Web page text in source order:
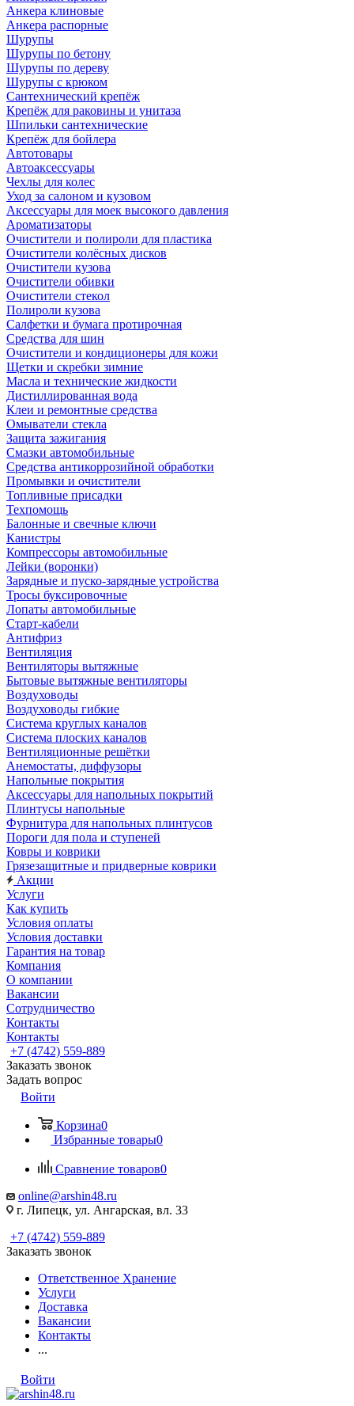
Анкера клиновые
Анкера распорные
Шурупы
Шурупы по бетону
Шурупы по дереву
Шурупы с крюком
Сантехнический крепёж
Крепёж для раковины и унитаза
Шпильки сантехнические
Крепёж для бойлера
Автотовары
Автоаксессуары
Чехлы для колес
Уход за салоном и кузовом
Аксессуары для моек высокого давления
Ароматизаторы
Очистители и полироли для пластика
Очистители колёсных дисков
Очистители кузова
Очистители обивки
Очистители стекол
Полироли кузова
Салфетки и бумага протирочная
Средства для шин
Очистители и кондиционеры для кожи
Щетки и скребки зимние
Масла и технические жидкости
Дистиллированная вода
Клеи и ремонтные средства
Омыватели стекла
Защита зажигания
Смазки автомобильные
Средства антикоррозийной обработки
Промывки и очистители
Топливные присадки
Техпомощь
Балонные и свечные ключи
Канистры
Компрессоры автомобильные
Лейки (воронки)
Зарядные и пуско-зарядные устройства
Тросы буксировочные
Лопаты автомобильные
Старт-кабели
Антифриз
Вентиляция
Вентиляторы вытяжные
Бытовые вытяжные вентиляторы
Воздуховоды
Воздуховоды гибкие
Система круглых каналов
Система плоских каналов
Вентиляционные решётки
Анемостаты, диффузоры
Напольные покрытия
Аксессуары для напольных покрытий
Плинтусы напольные
Фурнитура для напольных плинтусов
Пороги для пола и ступеней
Ковры и коврики
Грязезащитные и придверные коврики
Акции
Услуги
Как купить
Условия оплаты
Условия доставки
Гарантия на товар
Компания
О компании
Вакансии
Сотрудничество
Контакты
Контакты
+7 (4742) 559-889
Заказать звонок
Задать вопрос
Войти
Корзина0
Избранные товары0
Сравнение товаров0
online@arshin48.ru
г. Липецк, ул. Ангарская, вл. 33
+7 (4742) 559-889
Заказать звонок
Ответственное Хранение
Услуги
Доставка
Вакансии
Контакты
...
Войти